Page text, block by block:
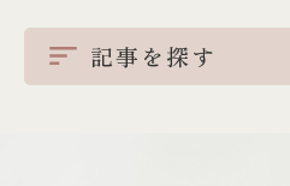
記事を探す